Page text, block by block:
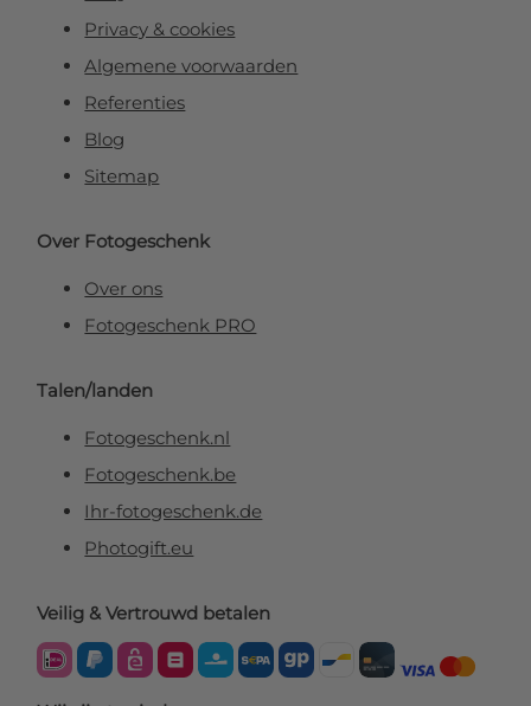
Privacy & cookies
Algemene voorwaarden
Referenties
Blog
Sitemap
Over Fotogeschenk
Over ons
Fotogeschenk PRO
Talen/landen
Fotogeschenk.nl
Fotogeschenk.be
Ihr-fotogeschenk.de
Photogift.eu
Veilig & Vertrouwd betalen